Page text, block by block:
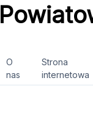
O
nas
Strona
internetowa